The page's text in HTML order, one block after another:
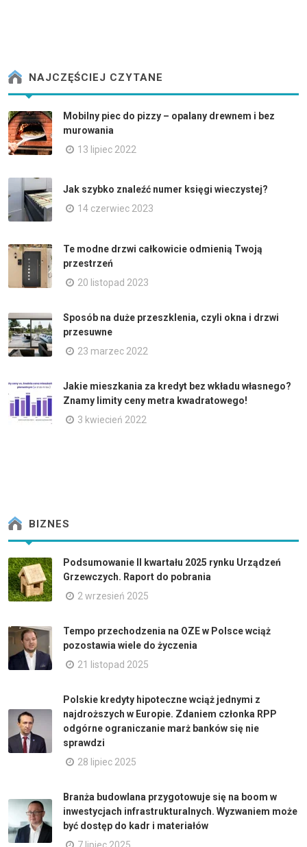
NAJCZĘŚCIEJ CZYTANE
Mobilny piec do pizzy – opalany drewnem i bez
murowania
13 lipiec 2022
Jak szybko znaleźć numer księgi wieczystej?
14 czerwiec 2023
Te modne drzwi całkowicie odmienią Twoją
przestrzeń
20 listopad 2023
Sposób na duże przeszklenia, czyli okna i drzwi
przesuwne
23 marzec 2022
Jakie mieszkania za kredyt bez wkładu własnego?
Znamy limity ceny metra kwadratowego!
3 kwiecień 2022
BIZNES
Podsumowanie II kwartału 2025 rynku Urządzeń
Grzewczych. Raport do pobrania
2 wrzesień 2025
Tempo przechodzenia na OZE w Polsce wciąż
pozostawia wiele do życzenia
21 listopad 2025
Polskie kredyty hipoteczne wciąż jednymi z
najdroższych w Europie. Zdaniem członka RPP
odgórne ograniczanie marż banków się nie
sprawdzi
28 lipiec 2025
Branża budowlana przygotowuje się na boom w
inwestycjach infrastrukturalnych. Wyzwaniem może
być dostęp do kadr i materiałów
7 lipiec 2025